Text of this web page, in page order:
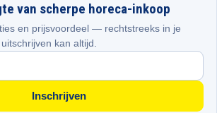
van scherpe horeca-inkoop
en prijsvoordeel — rechtstreeks in je
kan altijd.
Inschrijven